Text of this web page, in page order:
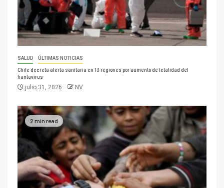
SALUD ÚLTIMAS NOTICIAS
Chile decreta alerta sanitaria en 13 regiones por aumento de letalidad del
hantavirus
julio 31, 2026 NV
2 min read